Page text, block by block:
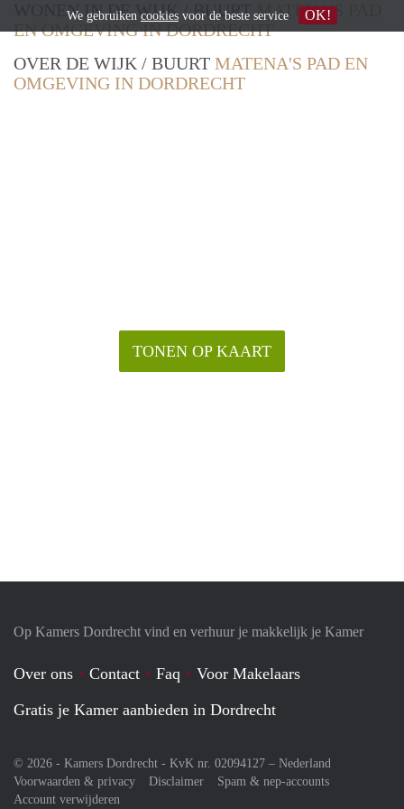
WONEN IN DE WIJK / BUURTMATENA'S PAD
EN OMGEVING IN DORDRECHT
OVER DE WIJK / BUURT MATENA'S PAD EN
OMGEVING IN DORDRECHT
TONEN OP KAART
Op Kamers Dordrecht vind en verhuur je makkelijk je Kamer
Over ons Contact Faq
Voor Makelaars
Gratis je Kamer aanbieden in Dordrecht
© 2026 - Kamers Dordrecht - KvK nr. 02094127 – Nederland
Voorwaarden & privacy
Disclaimer
Spam & nep-accounts
Account verwijderen
We gebruiken cookies voor de beste service OK!